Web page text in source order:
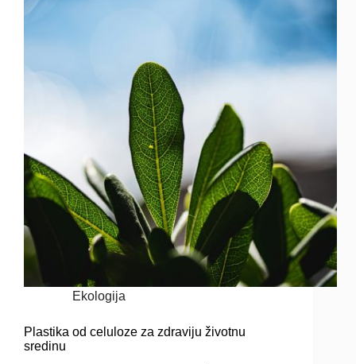
Ekologija
Plastika od celuloze za zdraviju životnu
sredinu